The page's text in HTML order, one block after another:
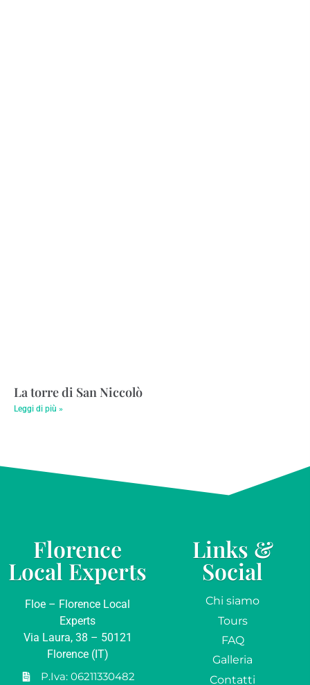
La torre di San Niccolò
Leggi di più »
Florence
Local Experts
Floe – Florence Local
Experts
Via Laura, 38 – 50121
Florence (IT)
P.Iva: 06211330482
Links &
Social
Chi siamo
Tours
FAQ
Galleria
Contatti